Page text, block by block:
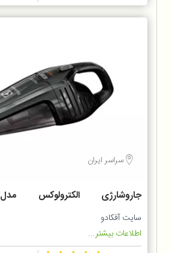
سراسر ایران
جاروشارژی الکترولوکس مدل
ZB6214IGM
سایت آفکادو
اطلاعات بیشتر...